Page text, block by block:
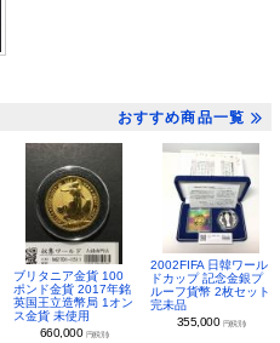
おすすめ商品一覧
ブリタニア金貨 100
ポンド金貨 2017年銘
英国王立造幣局 1オン
ス金貨 未使用
660,000 円(税別)
2002FIFA 日韓ワール
ドカップ 記念金銀プ
ルーフ貨幣 2枚セット
完未品
355,000 円(税別)